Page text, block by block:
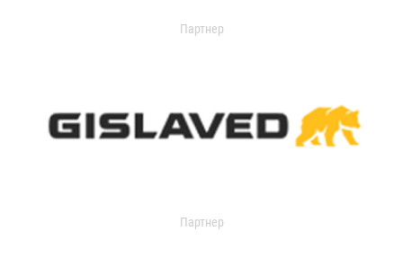
Партнер
Партнер